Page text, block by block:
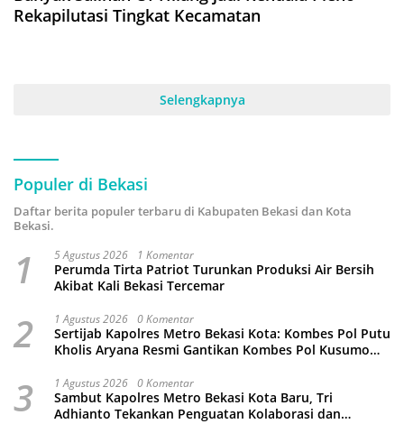
Rekapilutasi Tingkat Kecamatan
Selengkapnya
Populer di Bekasi
Daftar berita populer terbaru di Kabupaten Bekasi dan Kota
Bekasi.
1 5 Agustus 2026 1 Komentar
Perumda Tirta Patriot Turunkan Produksi Air Bersih
Akibat Kali Bekasi Tercemar
2 1 Agustus 2026 0 Komentar
Sertijab Kapolres Metro Bekasi Kota: Kombes Pol Putu
Kholis Aryana Resmi Gantikan Kombes Pol Kusumo
3 1 Agustus 2026 0 Komentar
Sambut Kapolres Metro Bekasi Kota Baru, Tri
Adhianto Tekankan Penguatan Kolaborasi dan